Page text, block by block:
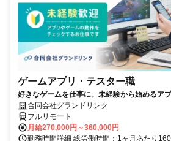
ゲームアプリ・テスター職
好きなゲームを仕事に。未経験から始めるア
合同会社グランドリンク
フルリモート
月給270,000円～360,000円
勤務時間詳細 総労働時間：1ヶ月あたり